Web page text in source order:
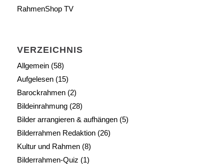
RahmenShop TV
VERZEICHNIS
Allgemein(58)
Aufgelesen(15)
Barockrahmen(2)
Bildeinrahmung(28)
Bilder arrangieren & aufhängen(5)
Bilderrahmen Redaktion(26)
Kultur und Rahmen(8)
Bilderrahmen-Quiz (1)